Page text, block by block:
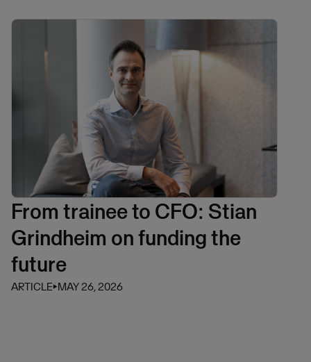
From trainee to CFO: Stian
Grindheim on funding the
future
ARTICLE⏵MAY 26, 2026